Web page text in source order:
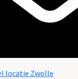
locatie Zwolle